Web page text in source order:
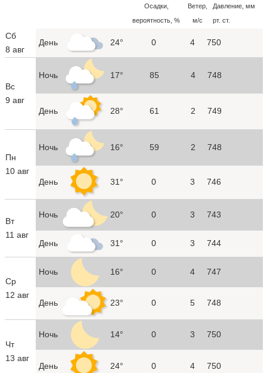
Осадки,
вероятность, %
Ветер,
м/с
Давление, мм
рт. ст.
Сб
8 авг
День 24° 0 4 750
Вс
9 авг
Ночь 17° 85 4 748
День 28° 61 2 749
Пн
10 авг
Ночь 16° 59 2 748
День 31° 0 3 746
Вт
11 авг
Ночь 20° 0 3 743
День 31° 0 3 744
Ср
12 авг
Ночь 16° 0 4 747
День 23° 0 5 748
Чт
13 авг
Ночь 14° 0 3 750
День 24° 0 4 750